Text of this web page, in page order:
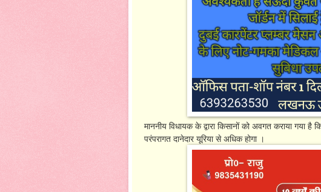
माननीय विधायक के द्वारा किसानों को अवगत कराया गया
परंपरागत दानेदार यूरिया से अधिक होगा ।